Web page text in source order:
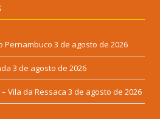
Pernambuco 3 de agosto de 2026
3 de agosto de 2026
Vila da Ressaca 3 de agosto de 2026